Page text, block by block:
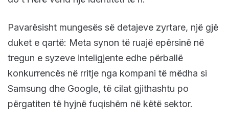
Pavarësisht mungesës së detajeve zyrtare, një gjë
duket e qartë: Meta synon të ruajë epërsinë në
tregun e syzeve inteligjente edhe përballë
konkurrencës në rritje nga kompani të mëdha si
Samsung dhe Google, të cilat gjithashtu po
përgatiten të hyjnë fuqishëm në këtë sektor.